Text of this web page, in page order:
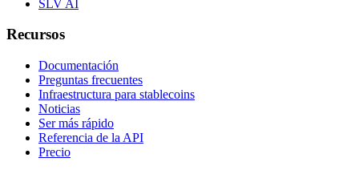
SLV AI
Recursos
Documentación
Preguntas frecuentes
Infraestructura para stablecoins
Noticias
Ser más rápido
Referencia de la API
Precio